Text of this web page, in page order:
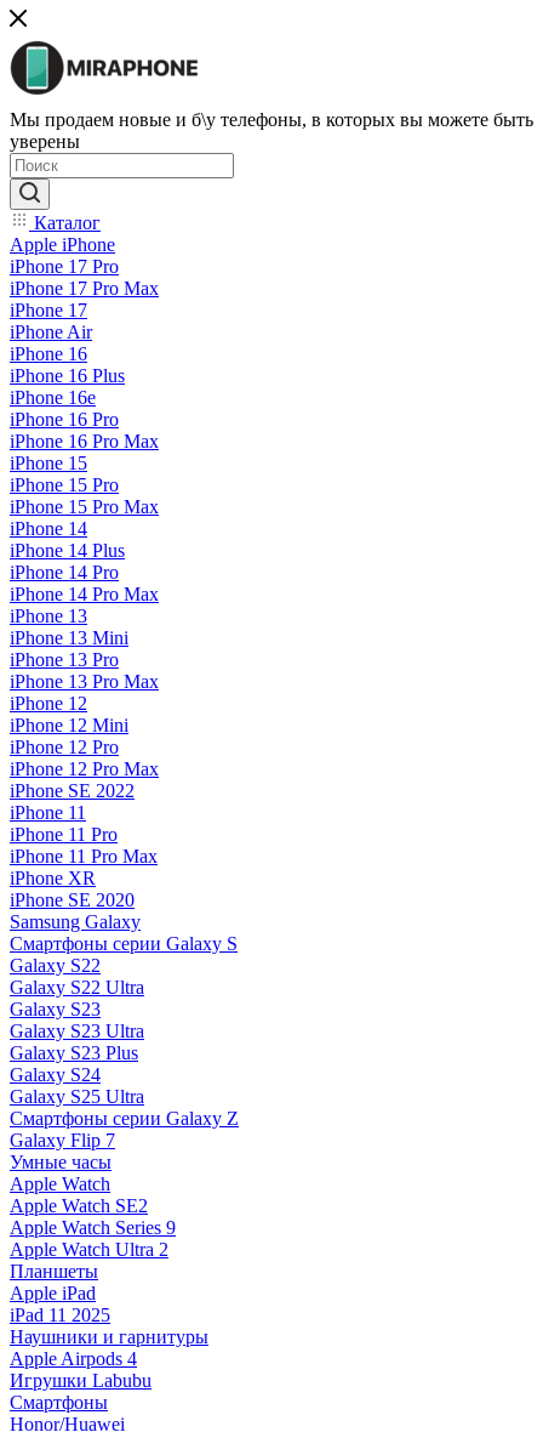
Мы продаем новые и б\у телефоны, в которых вы можете быть
уверены
Каталог
Apple iPhone
iPhone 17 Pro
iPhone 17 Pro Max
iPhone 17
iPhone Air
iPhone 16
iPhone 16 Plus
iPhone 16e
iPhone 16 Pro
iPhone 16 Pro Max
iPhone 15
iPhone 15 Pro
iPhone 15 Pro Max
iPhone 14
iPhone 14 Plus
iPhone 14 Pro
iPhone 14 Pro Max
iPhone 13
iPhone 13 Mini
iPhone 13 Pro
iPhone 13 Pro Max
iPhone 12
iPhone 12 Mini
iPhone 12 Pro
iPhone 12 Pro Max
iPhone SE 2022
iPhone 11
iPhone 11 Pro
iPhone 11 Pro Max
iPhone XR
iPhone SE 2020
Samsung Galaxy
Смартфоны серии Galaxy S
Galaxy S22
Galaxy S22 Ultra
Galaxy S23
Galaxy S23 Ultra
Galaxy S23 Plus
Galaxy S24
Galaxy S25 Ultra
Смартфоны серии Galaxy Z
Galaxy Flip 7
Умные часы
Apple Watch
Apple Watch SE2
Apple Watch Series 9
Apple Watch Ultra 2
Планшеты
Apple iPad
iPad 11 2025
Наушники и гарнитуры
Apple Airpods 4
Игрушки Labubu
Смартфоны
Honor/Huawei